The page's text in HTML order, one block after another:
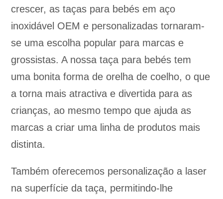
crescer, as taças para bebés em aço
inoxidável OEM e personalizadas tornaram-
se uma escolha popular para marcas e
grossistas. A nossa taça para bebés tem
uma bonita forma de orelha de coelho, o que
a torna mais atractiva e divertida para as
crianças, ao mesmo tempo que ajuda as
marcas a criar uma linha de produtos mais
distinta.
Também oferecemos personalização a laser
na superfície da taça, permitindo-lhe